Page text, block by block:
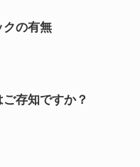
クの有無
存知ですか？